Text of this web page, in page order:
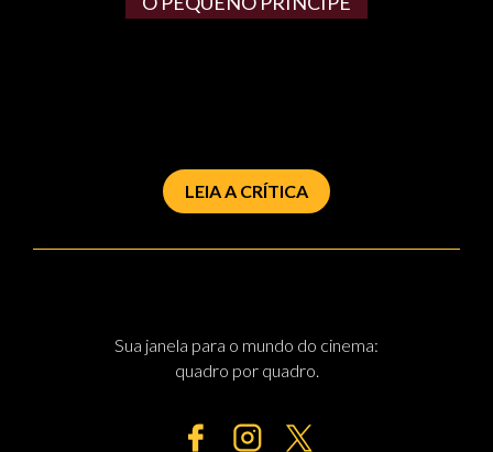
LEIA A CRÍTICA
Sua janela para o mundo do cinema:
quadro por quadro.